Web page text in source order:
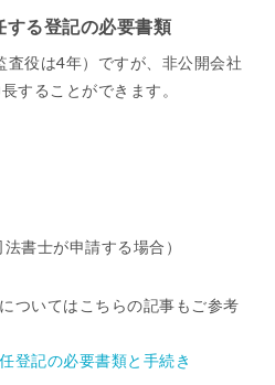
る登記の必要書類
査役は4年）ですが、非公開会社
することができます。
書士が申請する場合）
ついてはこちらの記事もご参考
登記の必要書類と手続き